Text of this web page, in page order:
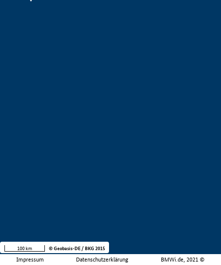
Impressum Datenschutzerklärung BMWi.de, 2021 ©
100 km © Geobasis-DE / BKG 2015